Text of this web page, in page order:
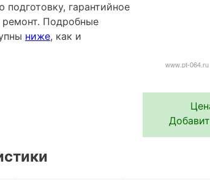
гарантийное
ремонт. Подробные
ниже, как и